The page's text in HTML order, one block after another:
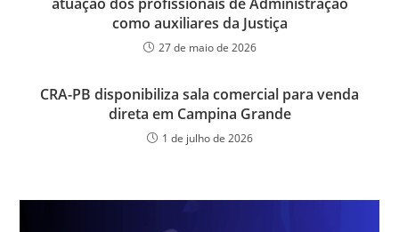
como auxiliares da Justiça
27 de maio de 2026
CRA-PB disponibiliza sala comercial para venda
direta em Campina Grande
1 de julho de 2026